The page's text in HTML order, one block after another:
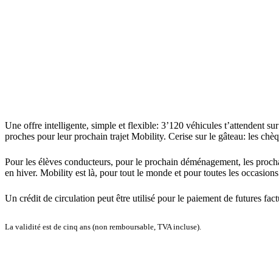
Une offre intelligente, simple et flexible: 3’120 véhicules t’attendent
proches pour leur prochain trajet Mobility. Cerise sur le gâteau: les
Pour les élèves conducteurs, pour le prochain déménagement, les
en hiver. Mobility est là, pour tout le monde et pour toutes les
Un crédit de circulation peut être utilisé pour le paiement de futures
La validité est de cinq ans (non remboursable, TVA incluse).